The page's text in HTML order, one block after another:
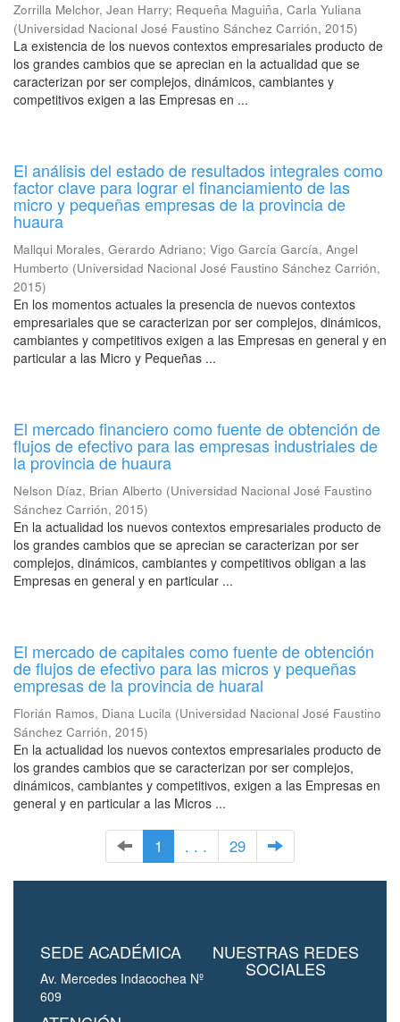
Zorrilla Melchor, Jean Harry; Requeña Maguiña, Carla Yuliana
(Universidad Nacional José Faustino Sánchez Carrión, 2015)
La existencia de los nuevos contextos empresariales producto de
los grandes cambios que se aprecian en la actualidad que se
caracterizan por ser complejos, dinámicos, cambiantes y
competitivos exigen a las Empresas en ...
El análisis del estado de resultados integrales como
factor clave para lograr el financiamiento de las
micro y pequeñas empresas de la provincia de
huaura
Mallqui Morales, Gerardo Adriano; Vigo García García, Angel
Humberto (Universidad Nacional José Faustino Sánchez Carrión,
2015)
En los momentos actuales la presencia de nuevos contextos
empresariales que se caracterizan por ser complejos, dinámicos,
cambiantes y competitivos exigen a las Empresas en general y en
particular a las Micro y Pequeñas ...
El mercado financiero como fuente de obtención de
flujos de efectivo para las empresas industriales de
la provincia de huaura
Nelson Díaz, Brian Alberto (Universidad Nacional José Faustino
Sánchez Carrión, 2015)
En la actualidad los nuevos contextos empresariales producto de
los grandes cambios que se aprecian se caracterizan por ser
complejos, dinámicos, cambiantes y competitivos obligan a las
Empresas en general y en particular ...
El mercado de capitales como fuente de obtención
de flujos de efectivo para las micros y pequeñas
empresas de la provincia de huaral
Florián Ramos, Diana Lucila (Universidad Nacional José Faustino
Sánchez Carrión, 2015)
En la actualidad los nuevos contextos empresariales producto de
los grandes cambios que se caracterizan por ser complejos,
dinámicos, cambiantes y competitivos, exigen a las Empresas en
general y en particular a las Micros ...
1 . . . 29
SEDE ACADÉMICA
Av. Mercedes Indacochea Nº
609
NUESTRAS REDES
SOCIALES